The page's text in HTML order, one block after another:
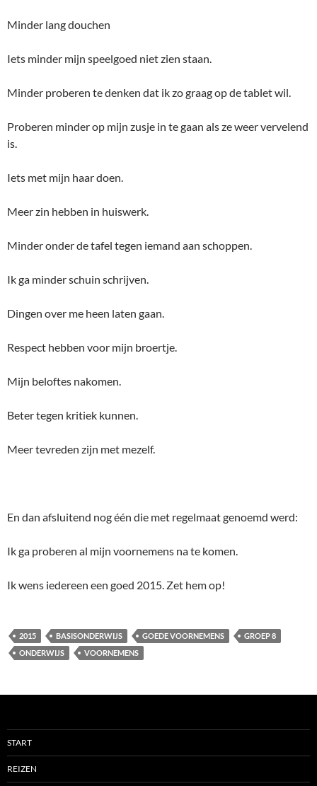
Minder lang douchen
Iets minder mijn speelgoed niet zien staan.
Minder proberen te denken dat ik zo graag op de tablet wil.
Proberen minder op mijn zusje in te gaan als ze weer vervelend
is.
Iets met mijn haar doen.
Meer zin hebben in huiswerk.
Minder onder de tafel tegen iemand aan schoppen.
Ik ga minder schuin schrijven.
Dingen over me heen laten gaan.
Respect hebben voor mijn broertje.
Mijn beloftes nakomen.
Beter tegen kritiek kunnen.
Meer tevreden zijn met mezelf.
En dan afsluitend nog één die met regelmaat genoemd werd:
Ik ga proberen al mijn voornemens na te komen.
Ik wens iedereen een goed 2015. Zet hem op!
2015 BASISONDERWIJS GOEDE VOORNEMENS
GROEP 8
ONDERWIJS
VOORNEMENS
START
REIZEN